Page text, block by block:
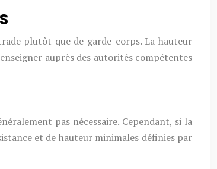
plutôt que de garde-corps. La hauteur
auprès des autorités compétentes
pas nécessaire. Cependant, si la
et de hauteur minimales définies par